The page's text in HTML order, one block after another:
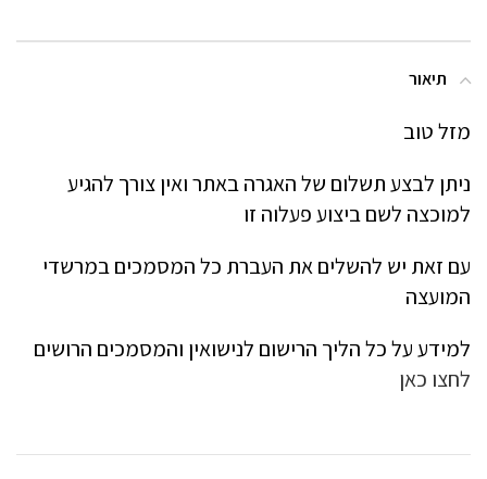
תיאור
מזל טוב
ניתן לבצע תשלום של האגרה באתר ואין צורך להגיע
למוכצה לשם ביצוע פעלוה זו
עם זאת יש להשלים את העברת כל המסמכים במרשדי
המועצה
למידע על כל הליך הרישום לנישואין והמסמכים הרושים
לחצו כאן